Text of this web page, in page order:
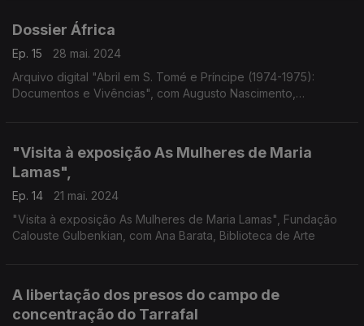
Dossier África
Ep. 15
28 mai. 2024
Arquivo digital "Abril em S. Tomé e Príncipe (1974-1975):
Documentos e Vivências", com Augusto Nascimento,
"Visita à exposição As Mulheres de Maria
Lamas",
Ep. 14
21 mai. 2024
"Visita à exposição As Mulheres de Maria Lamas", Fundação
Calouste Gulbenkian, com Ana Barata, Biblioteca de Arte
A libertação dos presos do campo de
concentração do Tarrafal